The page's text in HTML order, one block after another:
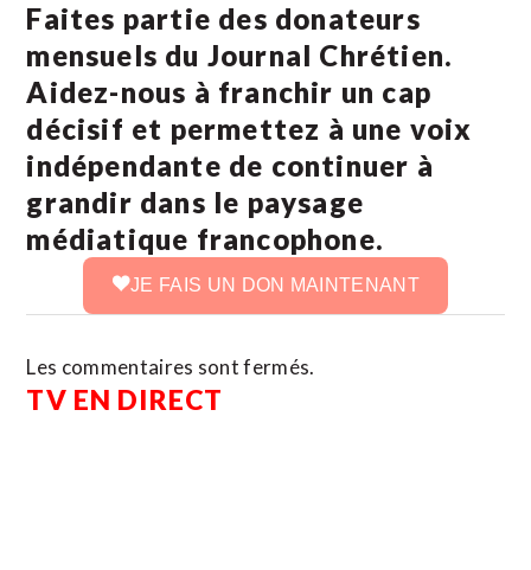
Faites partie des donateurs
mensuels du Journal Chrétien.
Aidez-nous à franchir un cap
décisif et permettez à une voix
indépendante de continuer à
grandir dans le paysage
médiatique francophone.
JE FAIS UN DON MAINTENANT
Les commentaires sont fermés.
TV EN DIRECT